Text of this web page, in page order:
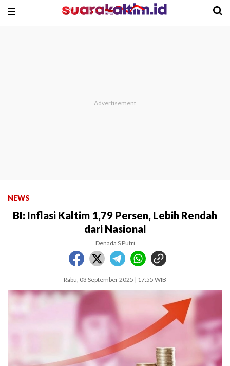
NEWS
BI: Inflasi Kaltim 1,79 Persen, Lebih Rendah
dari Nasional
Denada S Putri
Rabu, 03 September 2025 | 17:55 WIB